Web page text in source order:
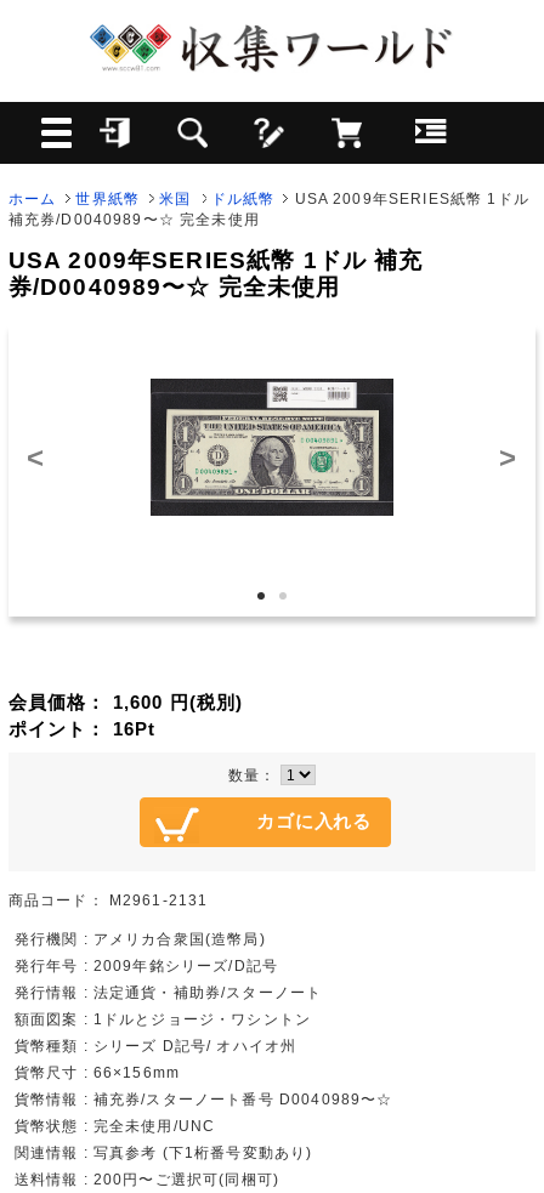
ホーム 世界紙幣 米国 ドル紙幣
USA 2009年SERIES紙幣 1ドル
補充券/D0040989〜☆ 完全未使用
USA 2009年SERIES紙幣 1ドル 補充
券/D0040989〜☆ 完全未使用
< >
会員価格： 1,600 円(税別)
ポイント： 16Pt
数量：
商品コード： M2961-2131
発行機関 : アメリカ合衆国(造幣局)
発行年号 : 2009年銘シリーズ/D記号
発行情報 : 法定通貨・補助券/スターノート
額面図案 : 1ドルとジョージ・ワシントン
貨幣種類 : シリーズ D記号/ オハイオ州
貨幣尺寸 : 66×156mm
貨幣情報 : 補充券/スターノート番号 D0040989〜☆
貨幣状態 : 完全未使用/UNC
関連情報 : 写真参考 (下1桁番号変動あり)
送料情報 : 200円〜ご選択可(同梱可)